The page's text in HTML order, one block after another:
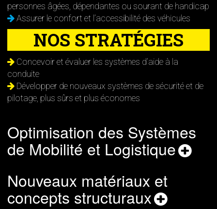
personnes âgées, dépendantes ou sourant de handicap
Assurer le confort et l’accessibilité des véhicules
NOS STRATÉGIES
Concevoir et évaluer les systèmes d’aide à la
conduite
Développer de nouveaux systèmes de sécurité et de
pilotage, plus sûrs et plus économes
Optimisation des Systèmes
de Mobilité et Logistique
Nouveaux matériaux et
concepts structuraux